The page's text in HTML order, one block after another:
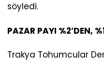
söyledi.
PAZAR PAYI %2’DEN,
Trakya Tohumcular